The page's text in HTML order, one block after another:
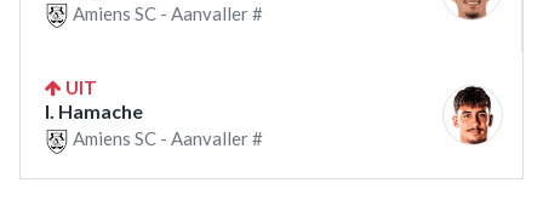
Amiens SC - Aanvaller #
UIT
I. Hamache
Amiens SC - Aanvaller #